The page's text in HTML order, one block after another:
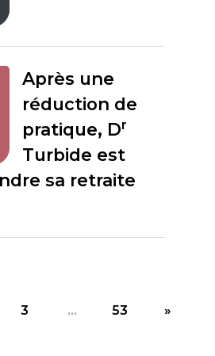
Après une
réduction de
pratique, Dr
Turbide est
sa retraite
3 ... 53 »